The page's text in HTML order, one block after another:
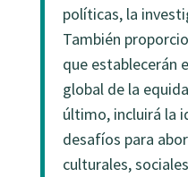
políticas, la
También
que establecerán
global de la
último, incluirá la
desafíos para
culturales,